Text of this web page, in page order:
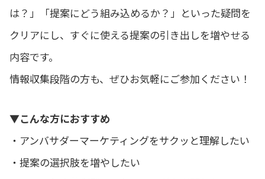
は？」「提案にどう組み込めるか？」といった疑問を
クリアにし、すぐに使える提案の引き出しを増やせる
内容です。
情報収集段階の方も、ぜひお気軽にご参加ください！
▼こんな方におすすめ
・アンバサダーマーケティングをサクッと理解したい
・提案の選択肢を増やしたい